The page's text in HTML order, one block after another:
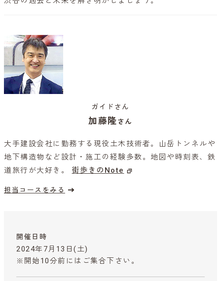
ガイドさん
加藤隆さん
大手建設会社に勤務する現役土木技術者。山岳トンネルや
地下構造物など設計・施工の経験多数。地図や時刻表、鉄
道旅行が大好き。 街歩きのNote
担当コースをみる
開催日時
2024年7月13日(土)
※開始10分前にはご集合下さい。